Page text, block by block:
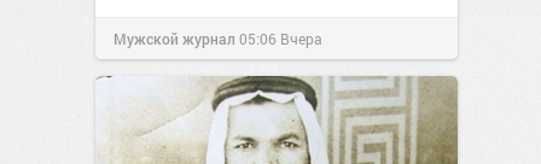
Мужской журнал 05:06 Вчера